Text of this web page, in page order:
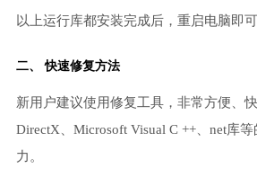
以上运行库都安装完成后，重启电脑即可
二、 快速修复方法
新用户建议使用修复工具，非常方便、
DirectX、Microsoft Visual C ++、net库
力。